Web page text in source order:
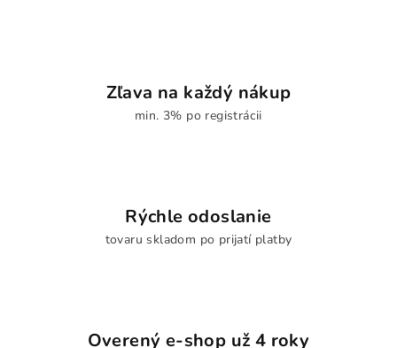
Zľava na každý nákup
min. 3% po registrácii
Rýchle odoslanie
tovaru skladom po prijatí platby
Overený e-shop už 4 roky